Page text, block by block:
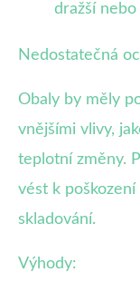
dražší
Nedostatečná
Obaly by měly
vnějšími vlivy,
teplotní změny.
vést k
skladování.
Výhody: